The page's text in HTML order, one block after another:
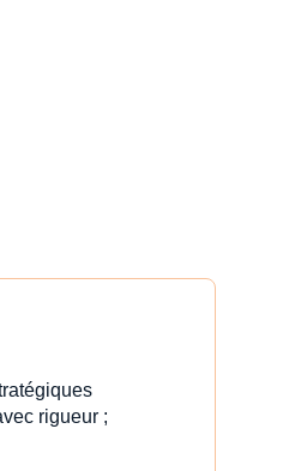
rigueur ;